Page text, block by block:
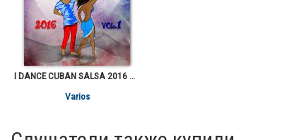
I DANCE CUBAN SALSA 2016 VOL.1
Varios